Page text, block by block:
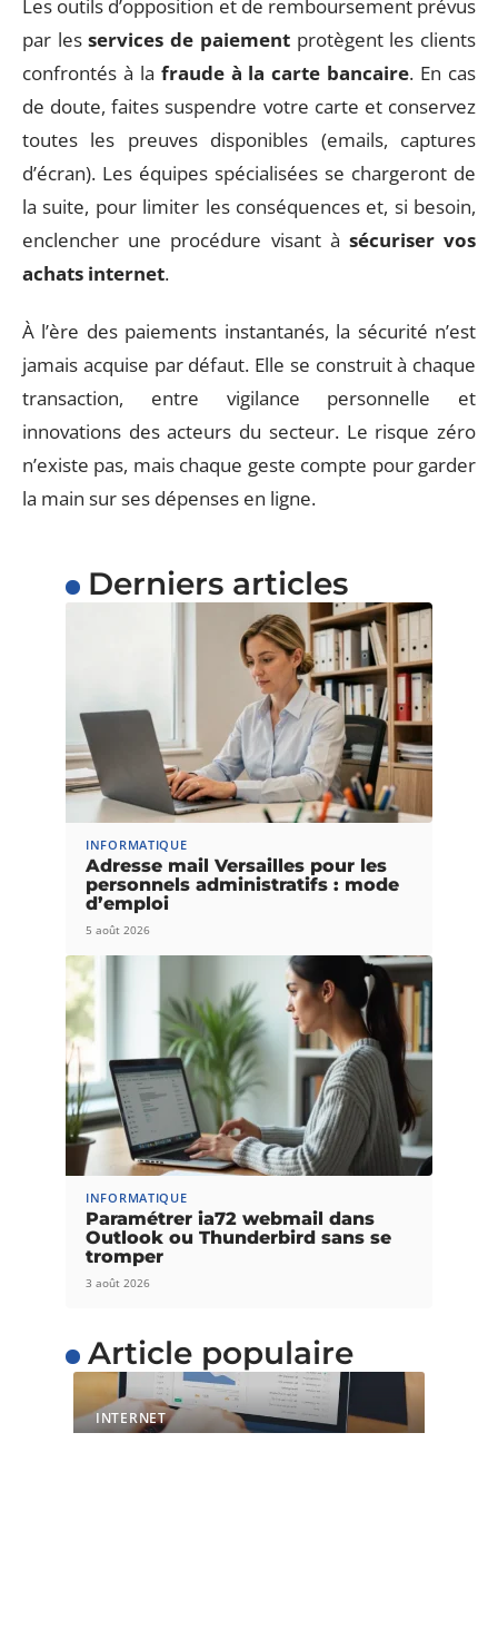
Les outils d’opposition et de remboursement prévus
par lesservices de paiementprotègent les clients
confrontés à la fraude à la carte bancaire. En cas
de doute, faites suspendre votre carte et conservez
toutes les preuves disponibles (emails, captures
d’écran). Les équipes spécialisées se chargeront de
la suite, pour limiter les conséquences et, si besoin,
enclencher une procédure visant à sécuriser vos
achats internet.
À l’ère des paiements instantanés, la sécurité n’est
jamais acquise par défaut. Elle se construit à chaque
transaction, entre vigilance personnelle et
innovations des acteurs du secteur. Le risque zéro
n’existe pas, mais chaque geste compte pour garder
la main sur ses dépenses en ligne.
Derniers articles
INFORMATIQUE
Adresse mail Versailles pour les
personnels administratifs : mode
d’emploi
5 août 2026
INFORMATIQUE
Paramétrer ia72 webmail dans
Outlook ou Thunderbird sans se
tromper
3 août 2026
Article populaire
INTERNET